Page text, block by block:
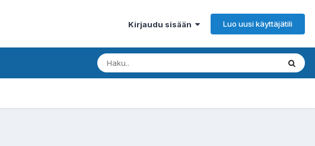
Kirjaudu sisään Luo uusi käyttäjätili